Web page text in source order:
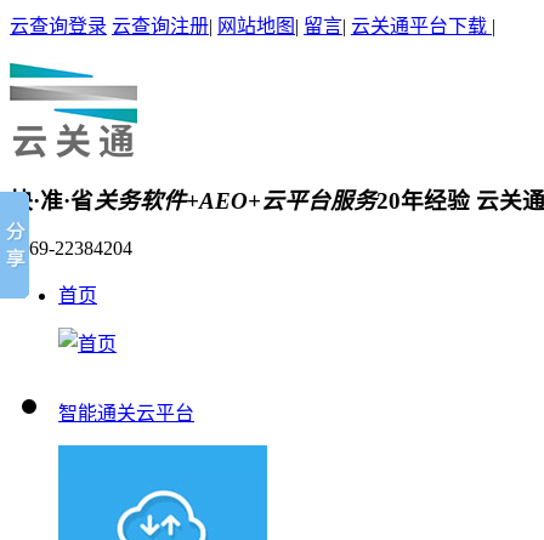
云查询登录 云查询注册| 网站地图 | 留言| 云关通平台下载 |
快·准·省关务软件+AEO+云平台服务20年经验 云关
0769-22384204
首页
智能通关云平台